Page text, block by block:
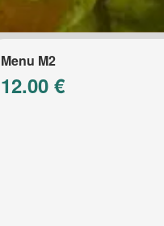
Menu M2
12.00 €